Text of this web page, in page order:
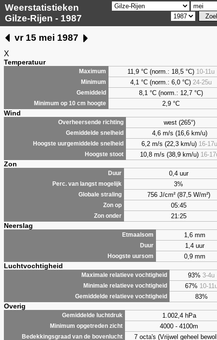
Weerstatistieken
Gilze-Rijen - 1987
vr 15 mei 1987
X
Temperatuur
Maximum 11,9 °C (norm.: 18,5 °C) 10-11u
Minimum 4,1 °C (norm.: 6,0 °C) 24-25u
Gemiddeld 8,1 °C (norm.: 12,7 °C)
Minimum op 10 cm hoogte 2,9°C
Wind
Overheersende richting west (265°)
Gemiddelde snelheid 4,6 m/s (16,6 km/u)
Hoogste uurgemiddelde snelheid 6,2 m/s (22,3 km/u) 16-17u
Hoogste stoot 10,8 m/s (38,9 km/u) 16-
Zon
Duur 0,4 uur
Perc. van langst mogelijk 3%
Globale straling 756 J/cm² (87,5 W/m²)
Zon op 05:45
Zon onder 21:25
Neerslag
Etmaalsom 1,6 mm
Duur 1,4 uur
Hoogste uursom 0,9 mm
Luchtvochtigheid
Maximale relatieve vochtigheid 93% 3-4u
Minimale relatieve vochtigheid 67% 10-
Gemiddelde relatieve vochtigheid 83%
Overig
Gemiddelde luchtdruk 1.002,4 hPa
Minimum opgetreden zicht 4000 - 4100m
Bedekkingsgraad van de bovenlucht 7 octa's (Vrijwel geheel